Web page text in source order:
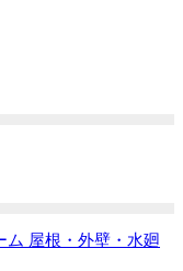
ム 屋根・外壁・水廻